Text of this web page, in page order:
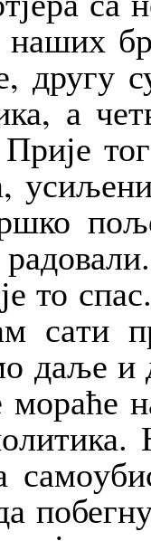
дру­гу
а
то
са­ти
да­ље и
мо­ра­ће